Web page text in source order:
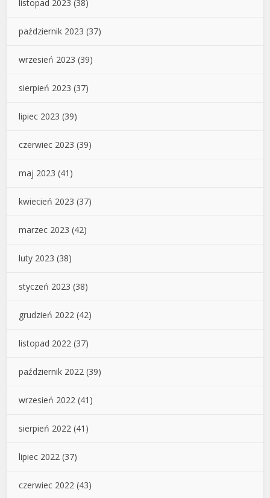
listopad 2023 (38)
październik 2023 (37)
wrzesień 2023 (39)
sierpień 2023 (37)
lipiec 2023 (39)
czerwiec 2023 (39)
maj 2023 (41)
kwiecień 2023 (37)
marzec 2023 (42)
luty 2023 (38)
styczeń 2023 (38)
grudzień 2022 (42)
listopad 2022 (37)
październik 2022 (39)
wrzesień 2022 (41)
sierpień 2022 (41)
lipiec 2022 (37)
czerwiec 2022 (43)